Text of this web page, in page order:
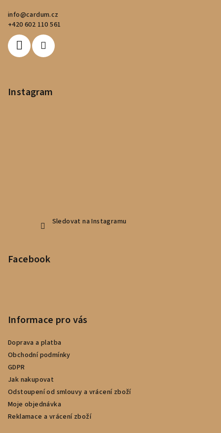
info@cardum.cz
+420 602 110 561
Instagram
Sledovat na Instagramu
Facebook
Informace pro vás
Doprava a platba
Obchodní podmínky
GDPR
Jak nakupovat
Odstoupení od smlouvy a vrácení zboží
Moje objednávka
Reklamace a vrácení zboží